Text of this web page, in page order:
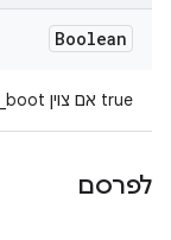
Boolean
true אם צוין no_wait_for_boot
לפרסם